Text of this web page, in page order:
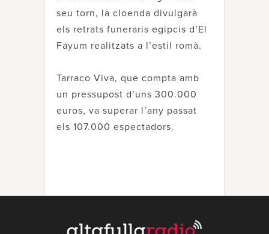
seu torn, la cloenda divulgarà
els retrats funeraris egipcis d’El
Fayum realitzats a l’estil romà.
Tarraco Viva, que compta amb
un pressupost d’uns 300.000
euros, va superar l’any passat
els 107.000 espectadors.